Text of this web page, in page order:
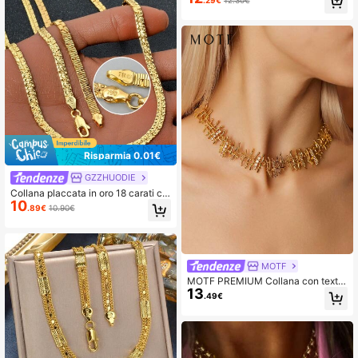
Risparmia 0.01€
GZZHUODIE
Collana placcata in oro 18 carati co
n texture su entrambi i lati, stile mini
malista, adatta per l'uso quotidiano
10.89€ 10.90€
MOTF
MOTF PREMIUM Collana con textur
e intrecciata, design lineare, strass
scintillanti
13.49€